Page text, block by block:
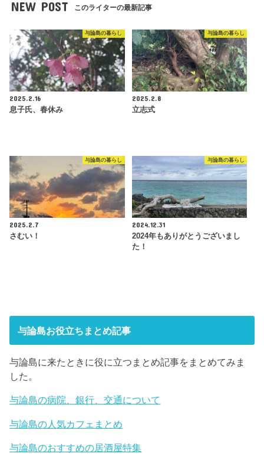
NEW POST このライターの最新記事
与論島の暮らし
2025.2.16
息子氏、春休み
与論島の暮らし
2025.2.8
立志式
与論島の暮らし
2025.2.7
さむい！
与論島の暮らし
2024.12.31
2024年もありがとうございまし
た！
与論島お役立ちまとめ記事
与論島に来たときに役に立つまとめ記事をまとめてみま
した。
与論島の病院、銀行、交通について
与論島の人気カフェまとめ
与論島のおすすめの居酒屋特集